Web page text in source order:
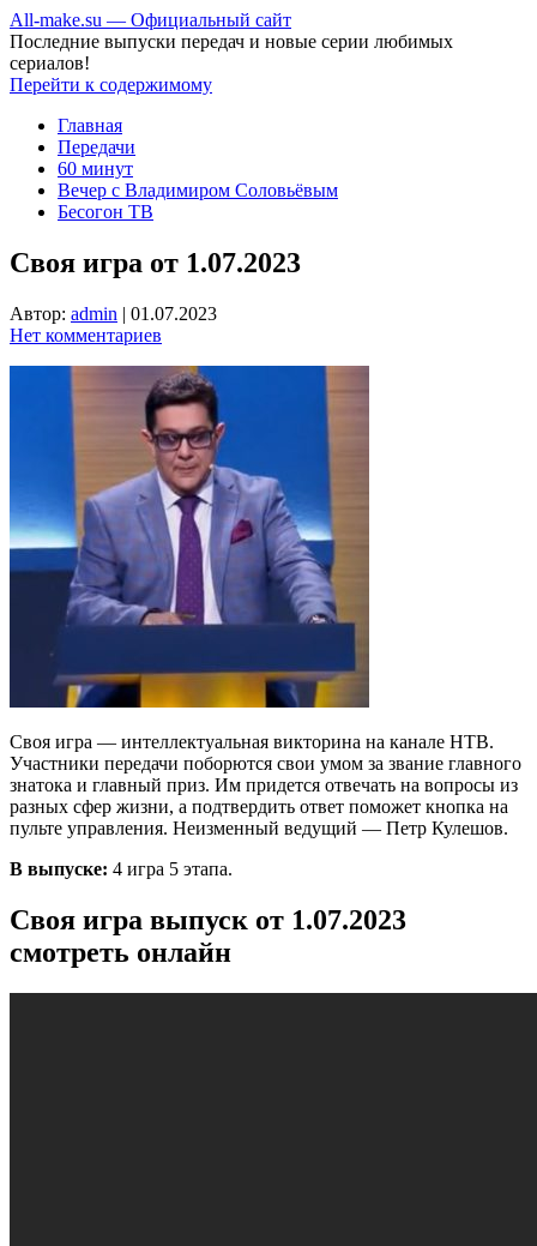
All-make.su — Официальный сайт
Последние выпуски передач и новые серии любимых
сериалов!
Перейти к содержимому
Главная
Передачи
60 минут
Вечер с Владимиром Соловьёвым
Бесогон ТВ
Своя игра от 1.07.2023
Автор: admin | 01.07.2023
Нет комментариев
Своя игра — интеллектуальная викторина на канале НТВ.
Участники передачи поборются свои умом за звание главного
знатока и главный приз. Им придется отвечать на вопросы из
разных сфер жизни, а подтвердить ответ поможет кнопка на
пульте управления. Неизменный ведущий — Петр Кулешов.
В выпуске: 4 игра 5 этапа.
Своя игра выпуск от 1.07.2023
смотреть онлайн